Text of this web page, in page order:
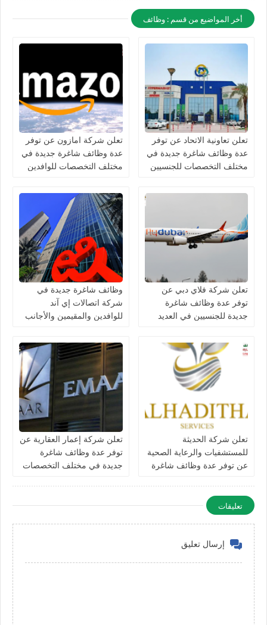
أخر المواضيع من قسم : وظائف
تعلن تعاونية الاتحاد عن توفر
عدة وظائف شاغرة جديدة في
مختلف التخصصات للجنسيين
تعلن شركة امازون عن توفر
عدة وظائف شاغرة جديدة في
مختلف التخصصات للوافدين
تعلن شركة فلاي دبي عن
توفر عدة وظائف شاغرة
جديدة للجنسيين في العديد
وظائف شاغرة جديدة في
شركة اتصالات إي آند
للوافدين والمقيمين والأجانب
تعلن شركة الحديثة
للمستشفيات والرعاية الصحية
عن توفر عدة وظائف شاغرة
تعلن شركة إعمار العقارية عن
توفر عدة وظائف شاغرة
جديدة في مختلف التخصصات
تعليقات
إرسال تعليق